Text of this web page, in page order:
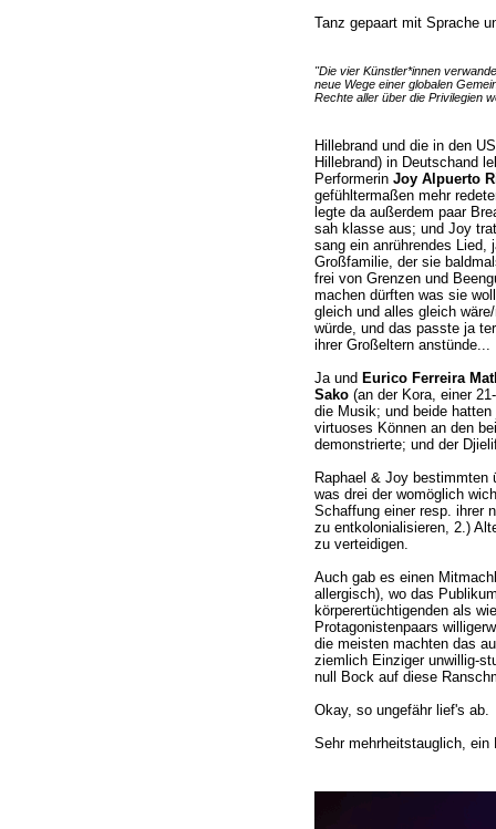
Tanz gepaart mit Sprache
"Die vier Künstler*innen
neue Wege einer globalen
Rechte aller über die Privilegien
Hillebrand und die in den
Hillebrand) in Deutschand
Performerin Joy Alpuerto
gefühltermaßen mehr
legte da außerdem paar
sah klasse aus; und Joy
sang ein anrührendes Lied,
Großfamilie, der sie
frei von Grenzen und
machen dürften was sie
gleich und alles gleich
würde, und das passte ja
ihrer Großeltern anstünde...
Ja und Eurico Ferreira
Sako(an der Kora, einer
die Musik; und beide
virtuoses Können an den
demonstrierte; und der
Raphael & Joy
was drei der womöglich
Schaffung einer resp. ihrer
zu entkolonialisieren, 2.)
zu verteidigen.
Auch gab es einen
allergisch), wo das
körperertüchtigenden als
Protagonistenpaars
die meisten machten das
ziemlich Einziger unwillig-
null Bock auf diese
Okay, so ungefähr lief's ab.
Sehr mehrheitstauglich, ein